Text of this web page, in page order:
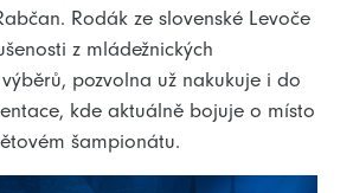
Rodák ze slovenské Levoče
z mládežnických
pozvolna už nakukuje i do
kde aktuálně bojuje o místo
šampionátu.